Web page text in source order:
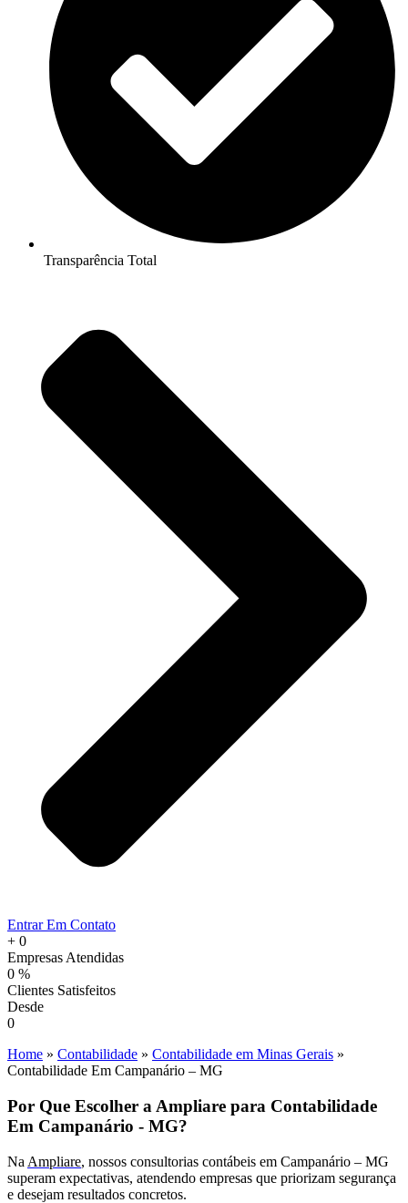
Transparência Total
Entrar Em Contato
+ 0
Empresas Atendidas
0 %
Clientes Satisfeitos
Desde
0
Home » Contabilidade » Contabilidade em Minas Gerais »
Contabilidade Em Campanário – MG
Por Que Escolher a Ampliare para Contabilidade
Em Campanário - MG?
Na Ampliare, nossos consultorias contábeis em Campanário – MG
superam expectativas, atendendo empresas que priorizam segurança
e desejam resultados concretos.